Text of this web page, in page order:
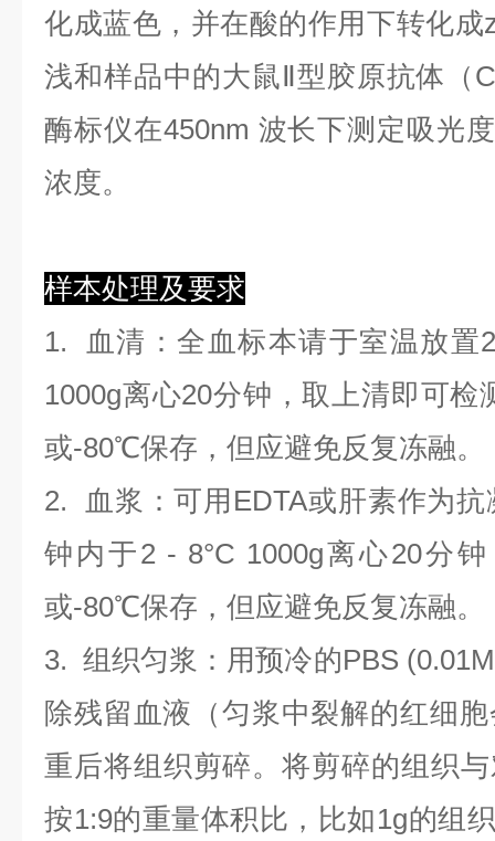
化成蓝色，并在酸的作用下转化
浅和样品中的大鼠Ⅱ型胶原抗体（
酶标仪在450nm 波长下测定吸光
浓度。
样本处理及要求
1.
血清 ：全血标本请于室温放
1000g离心20分钟，取上清即可
或-80℃保存，但应避免反复冻融。
2.
血浆 ：可用EDTA或肝素作为
钟内于2 - 8°C 1000g离心20分
或-80℃保存，但应避免反复冻融。
3.组织匀浆 ：用预冷的PBS
除残留血液（匀浆中裂解的红细
重后将组织剪碎。将剪碎的组织
按1:9的重量体积比，比如1g的组